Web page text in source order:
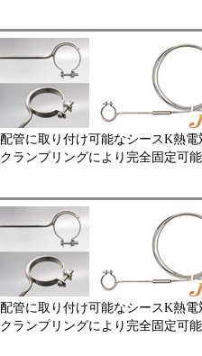
配管に取り付け可能なシースK熱電
クランプリングにより完全固定可
配管に取り付け可能なシースK熱電
クランプリングにより完全固定可